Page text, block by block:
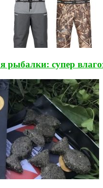
рыбалки: супер